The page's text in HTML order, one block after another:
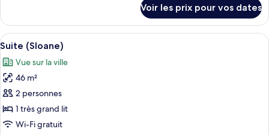
le
type
de
chambre
Suite
(Belgravia)
Voir les prix pour vos dates
Afficher
toutes
les
photos
pour
ce
type
10
Suite (Sloane)
Vue sur la ville
46 m²
2 personnes
1 très grand lit
Wi-Fi gratuit